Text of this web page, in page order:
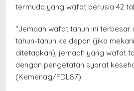
termuda yang wafat berusia 42
“Jemaah wafat tahun ini terbesar
tahun-tahun ke depan (jika
ditetapkan), jemaah yang wafat
dengan pengetatan syarat
(Kemenag/FDL87)